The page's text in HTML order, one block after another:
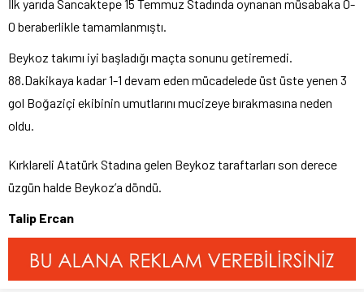
İlk yarıda Sancaktepe 15 Temmuz Stadında oynanan müsabaka 0-
0 beraberlikle tamamlanmıştı.
Beykoz takımı iyi başladığı maçta sonunu getiremedi.
88.Dakikaya kadar 1-1 devam eden mücadelede üst üste yenen 3
gol Boğaziçi ekibinin umutlarını mucizeye bırakmasına neden
oldu.
Kırklareli Atatürk Stadına gelen Beykoz taraftarları son derece
üzgün halde Beykoz’a döndü.
Talip Ercan